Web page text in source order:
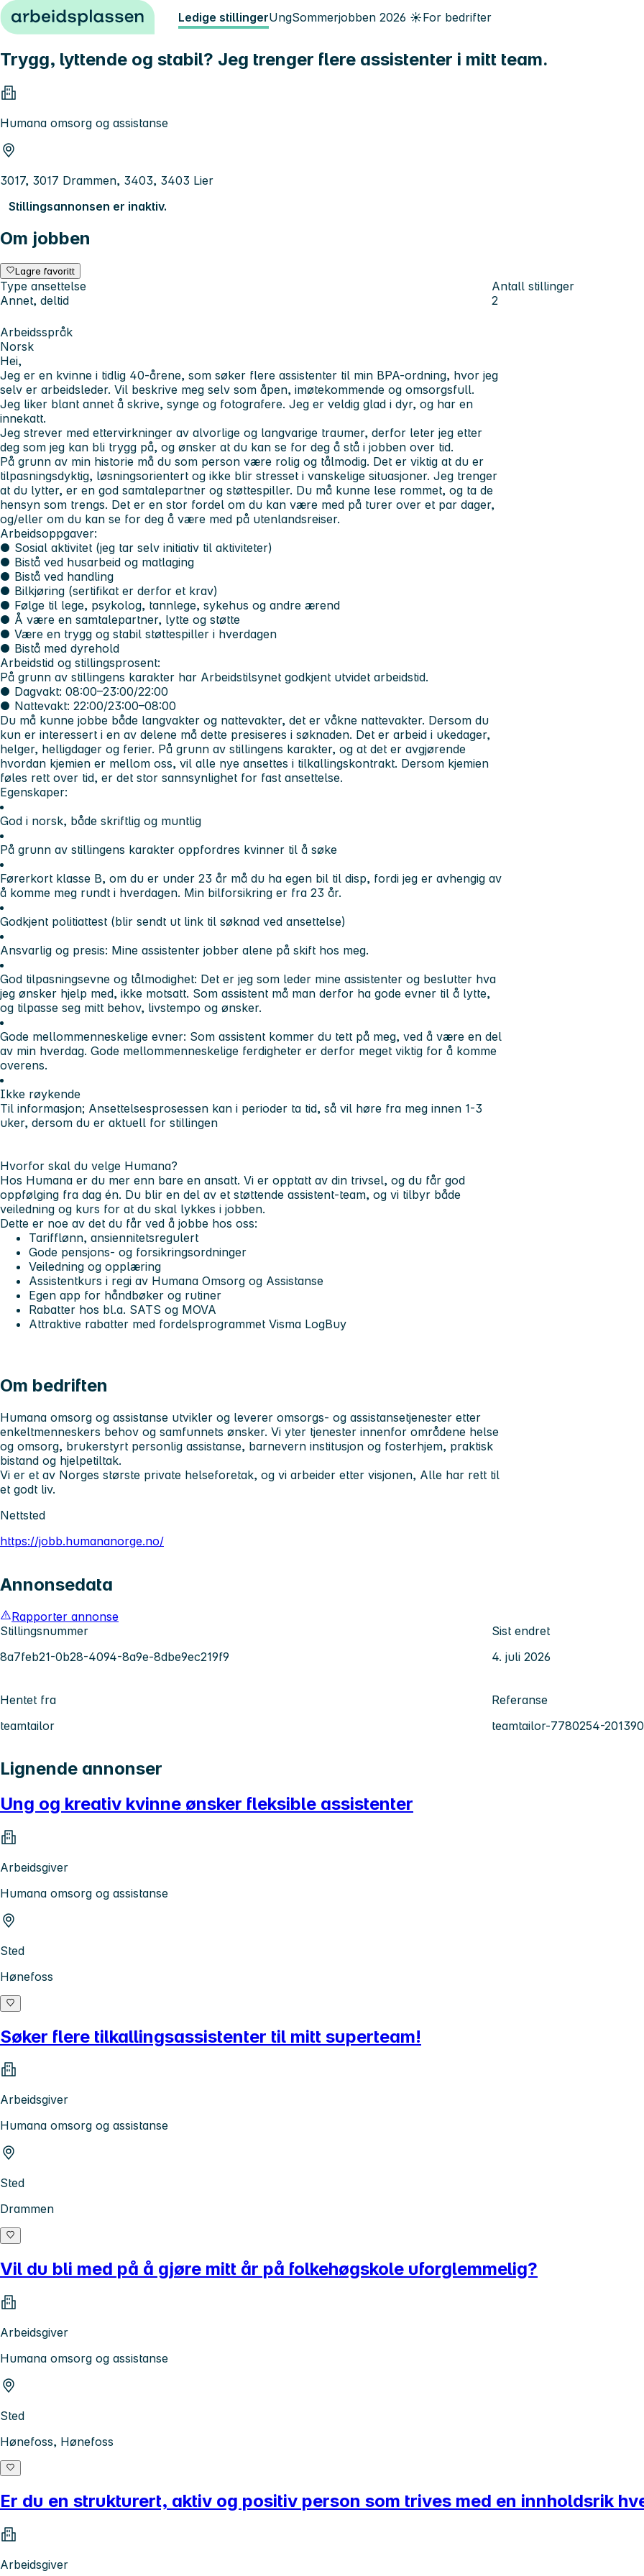
Hopp til innhold Ledige stillingerUngSommerjobben 2026 ☀️For bedrifter
Trygg, lyttende og stabil? Jeg trenger flere assistenter i mitt team.
Humana omsorg og assistanse
3017, 3017 Drammen, 3403, 3403 Lier
Stillingsannonsen er inaktiv.
Om jobben
Lagre favoritt
Type ansettelse
Annet, deltid
Antall stillinger
2
Arbeidsspråk
Norsk
Hei,
Jeg er en kvinne i tidlig 40-årene, som søker flere assistenter til min BPA-ordning, hvor jeg
selv er arbeidsleder. Vil beskrive meg selv som åpen, imøtekommende og omsorgsfull.
Jeg liker blant annet å skrive, synge og fotografere. Jeg er veldig glad i dyr, og har en
innekatt.
Jeg strever med ettervirkninger av alvorlige og langvarige traumer, derfor leter jeg etter
deg som jeg kan bli trygg på, og ønsker at du kan se for deg å stå i jobben over tid.
På grunn av min historie må du som person være rolig og tålmodig. Det er viktig at du er
tilpasningsdyktig, løsningsorientert og ikke blir stresset i vanskelige situasjoner. Jeg trenger
at du lytter, er en god samtalepartner og støttespiller. Du må kunne lese rommet, og ta de
hensyn som trengs. Det er en stor fordel om du kan være med på turer over et par dager,
og/eller om du kan se for deg å være med på utenlandsreiser.
Arbeidsoppgaver:
● Sosial aktivitet (jeg tar selv initiativ til aktiviteter)
● Bistå ved husarbeid og matlaging
● Bistå ved handling
● Bilkjøring (sertifikat er derfor et krav)
● Følge til lege, psykolog, tannlege, sykehus og andre ærend
● Å være en samtalepartner, lytte og støtte
● Være en trygg og stabil støttespiller i hverdagen
● Bistå med dyrehold
Arbeidstid og stillingsprosent:
På grunn av stillingens karakter har Arbeidstilsynet godkjent utvidet arbeidstid.
● Dagvakt: 08:00–23:00/22:00
● Nattevakt: 22:00/23:00–08:00
Du må kunne jobbe både langvakter og nattevakter, det er våkne nattevakter. Dersom du
kun er interessert i en av delene må dette presiseres i søknaden. Det er arbeid i ukedager,
helger, helligdager og ferier. På grunn av stillingens karakter, og at det er avgjørende
hvordan kjemien er mellom oss, vil alle nye ansettes i tilkallingskontrakt. Dersom kjemien
føles rett over tid, er det stor sannsynlighet for fast ansettelse.
Egenskaper:
God i norsk, både skriftlig og muntlig
På grunn av stillingens karakter oppfordres kvinner til å søke
Førerkort klasse B, om du er under 23 år må du ha egen bil til disp, fordi jeg er avhengig av
å komme meg rundt i hverdagen. Min bilforsikring er fra 23 år.
Godkjent politiattest (blir sendt ut link til søknad ved ansettelse)
Ansvarlig og presis: Mine assistenter jobber alene på skift hos meg.
God tilpasningsevne og tålmodighet: Det er jeg som leder mine assistenter og beslutter hva
jeg ønsker hjelp med, ikke motsatt. Som assistent må man derfor ha gode evner til å lytte,
og tilpasse seg mitt behov, livstempo og ønsker.
Gode mellommenneskelige evner: Som assistent kommer du tett på meg, ved å være en del
av min hverdag. Gode mellommenneskelige ferdigheter er derfor meget viktig for å komme
overens.
Ikke røykende
Til informasjon; Ansettelsesprosessen kan i perioder ta tid, så vil høre fra meg innen 1-3
uker, dersom du er aktuell for stillingen
Hvorfor skal du velge Humana?
Hos Humana er du mer enn bare en ansatt. Vi er opptatt av din trivsel, og du får god
oppfølging fra dag én. Du blir en del av et støttende assistent-team, og vi tilbyr både
veiledning og kurs for at du skal lykkes i jobben.
Dette er noe av det du får ved å jobbe hos oss:
Tarifflønn, ansiennitetsregulert
Gode pensjons- og forsikringsordninger
Veiledning og opplæring
Assistentkurs i regi av Humana Omsorg og Assistanse
Egen app for håndbøker og rutiner
Rabatter hos bl.a. SATS og MOVA
Attraktive rabatter med fordelsprogrammet Visma LogBuy
Om bedriften
Humana omsorg og assistanse utvikler og leverer omsorgs- og assistansetjenester etter
enkeltmenneskers behov og samfunnets ønsker. Vi yter tjenester innenfor områdene helse
og omsorg, brukerstyrt personlig assistanse, barnevern institusjon og fosterhjem, praktisk
bistand og hjelpetiltak.
Vi er et av Norges største private helseforetak, og vi arbeider etter visjonen, Alle har rett til
et godt liv.
Nettsted
https://jobb.humananorge.no/
Annonsedata
Rapporter annonse
Stillingsnummer
8a7feb21-0b28-4094-8a9e-8dbe9ec219f9
Sist endret
4. juli 2026
Hentet fra
teamtailor
Referanse
teamtailor-7780254-
Lignende annonser
Ung og kreativ kvinne ønsker fleksible assistenter
Arbeidsgiver
Humana omsorg og assistanse
Sted
Hønefoss
Søker flere tilkallingsassistenter til mitt superteam!
Arbeidsgiver
Humana omsorg og assistanse
Sted
Drammen
Vil du bli med på å gjøre mitt år på folkehøgskole uforglemmelig?
Arbeidsgiver
Humana omsorg og assistanse
Sted
Hønefoss, Hønefoss
Er du en strukturert, aktiv og positiv person som trives med en innholdsrik
Arbeidsgiver